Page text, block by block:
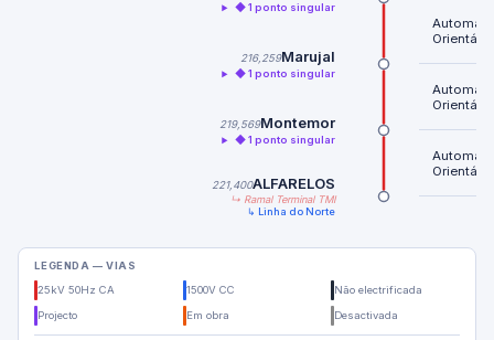
◆ 1 ponto singular
216,259Marujal
◆ 1 ponto singular
219,569Montemor
◆ 1 ponto singular
221,400ALFARELOS
↳ Ramal Terminal TMI
↳ Linha do Norte
LEGENDA — VIAS
25kV 50Hz CA 1500V CC Não electrificada
Projecto Em obra Desactivada